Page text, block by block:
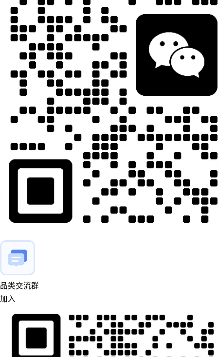
品类交流群
加入